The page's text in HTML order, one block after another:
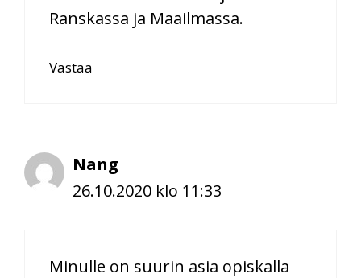
Ranskassa ja Maailmassa.
Vastaa
Nang
26.10.2020 klo 11:33
Minulle on suurin asia opiskalla